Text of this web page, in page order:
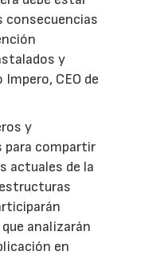
consecuencias
y
CEO de
y
para compartir
actuales de la
analizarán
en